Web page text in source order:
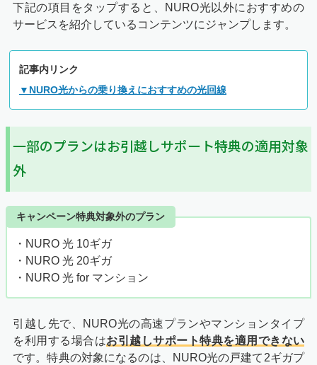
下記の項目をタップすると、NURO光以外におすすめの
サービスを紹介しているコンテンツにジャンプします。
記事内リンク
▼NURO光からの乗り換えにおすすめの光回線
一部のプランはお引越しサポート特典の適用対象
外
キャンペーン特典対象外のプラン
・NURO 光 10ギガ
・NURO 光 20ギガ
・NURO 光 for マンション
引越し先で、NURO光の高速プランやマンションタイプ
を利用する場合はお引越しサポート特典を適用できない
です。特典の対象になるのは、NURO光の戸建て2ギガプ